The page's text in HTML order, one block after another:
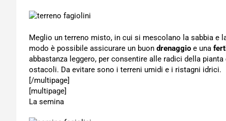
Meglio un terreno misto, in cui si mescolano la sabbia e
modo è possibile assicurare un buon drenaggio e una
abbastanza leggero, per consentire alle radici della
ostacoli. Da evitare sono i terreni umidi e i ristagni idrici.
[/multipage]
[multipage]
La semina